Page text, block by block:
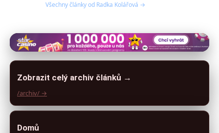
Všechny články od Radka Kolářová →
Zobrazit celý archiv článků →
/archiv/ →
Domů